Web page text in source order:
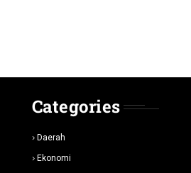
Categories
Daerah
Ekonomi